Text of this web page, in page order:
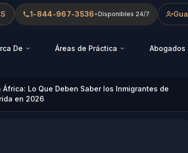
1-844-967-3536 •Disponibles 24/7
De Áreas de Práctica Abogados
África: Lo Que Deben Saber los Inmigrantes de
en 2026